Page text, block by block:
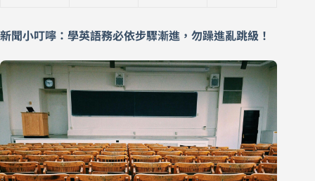
新聞小叮嚀：學英語務必依步驟漸進，勿躁進亂跳級！